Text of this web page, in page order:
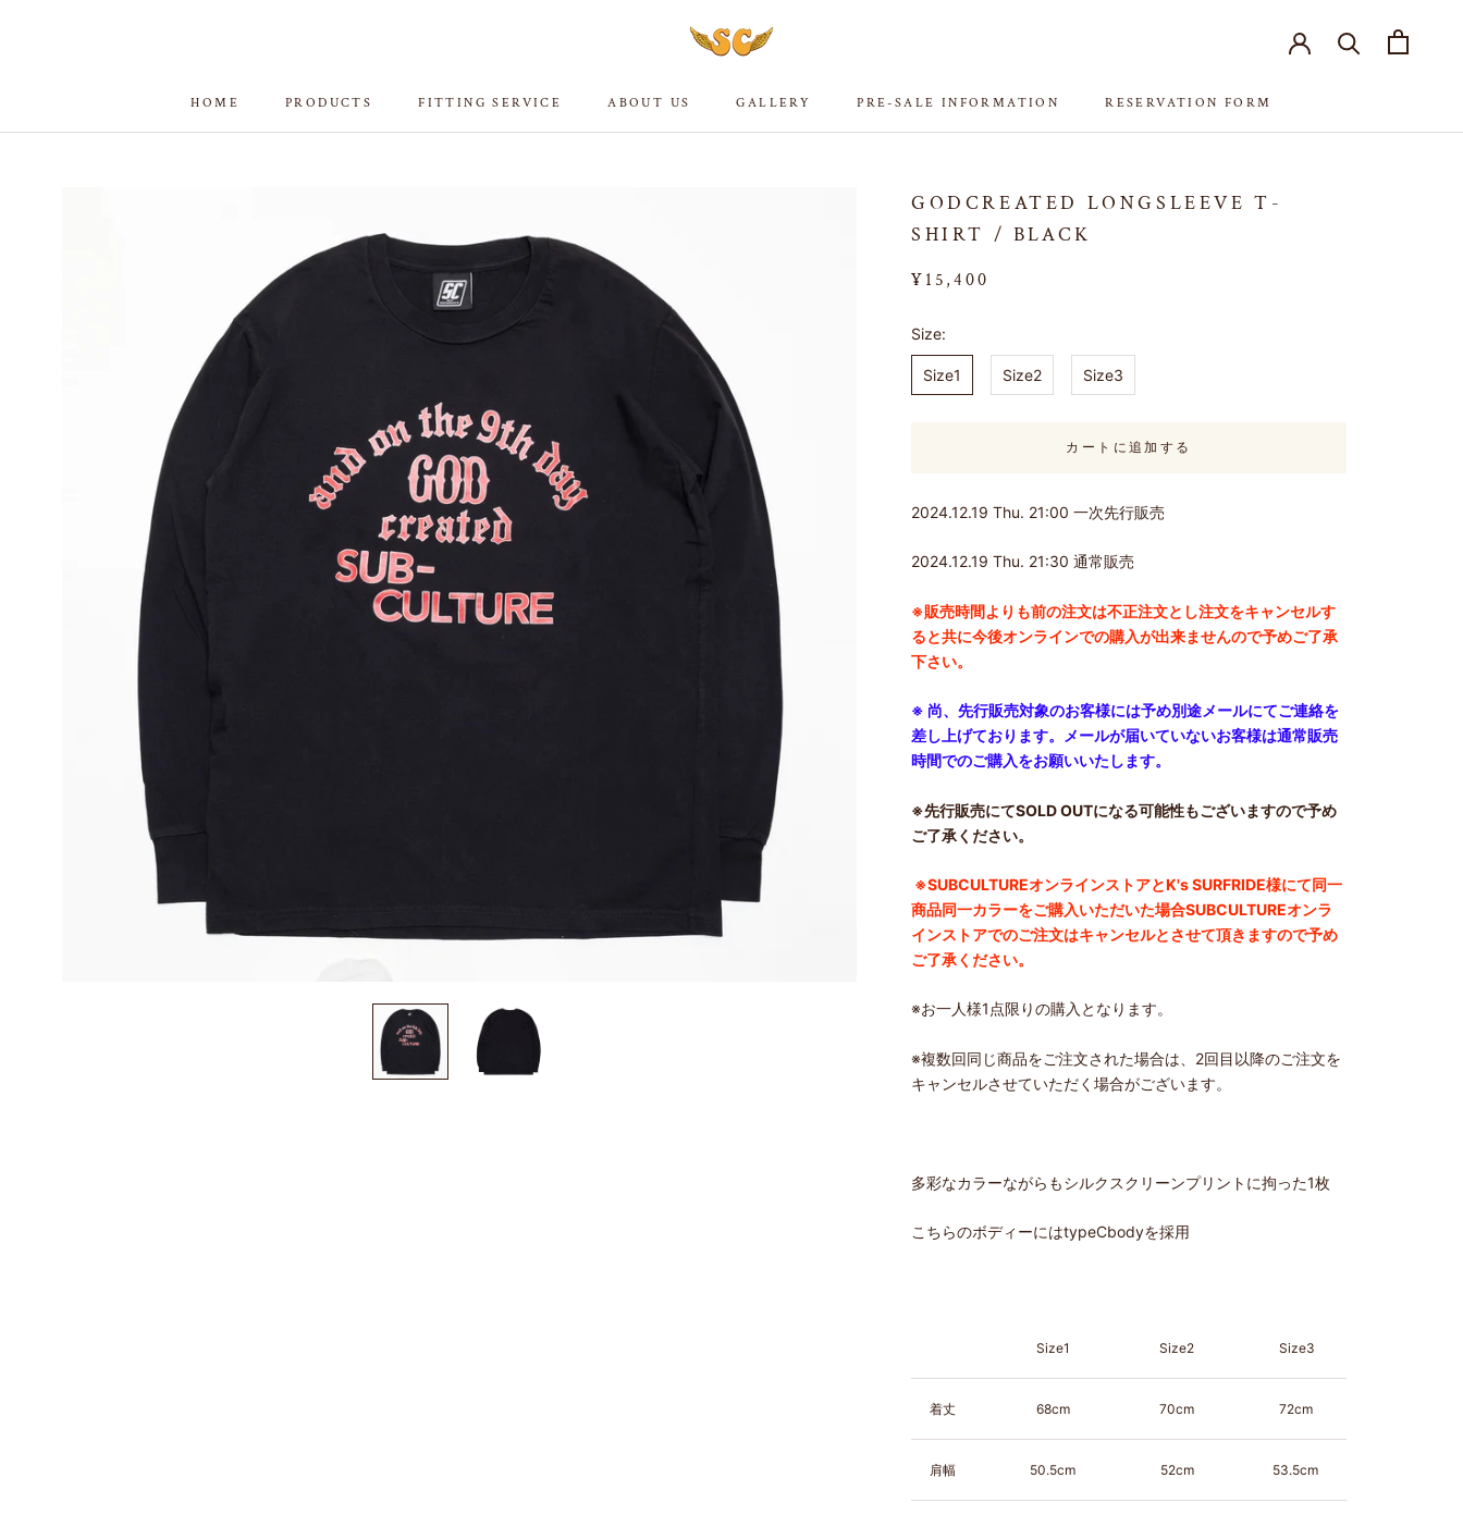
て
HOME
PRODUCTS
FITTING SERVICE
ABOUT US
GALLERY
PRE-SALE INFORMATION
RESERVATION FORM
GODCREATED LONGSLEEVE T-
SHIRT / BLACK
¥15,400
Size:
Size1 Size2 Size3
カートに追加する
2024.12.19 Thu. 21:00 一次先行販売
2024.12.19 Thu. 21:30 通常販売
※販売時間よりも前の注文は不正注文とし注文をキャンセルす
ると共に今後オンラインでの購入が出来ませんので予めご了承
下さい。
※ 尚、先行販売対象のお客様には予め別途メールにてご連絡を
差し上げております。メールが届いていないお客様は通常販売
時間でのご購入をお願いいたします。
※先行販売にてSOLD OUTになる可能性もございますので予め
ご了承ください。
※SUBCULTUREオンラインストアとK's SURFRIDE様にて同一
商品同一カラーをご購入いただいた場合SUBCULTUREオンラ
インストアでのご注文はキャンセルとさせて頂きますので予め
ご了承ください。
※お一人様1 点限りの購入となります。
※複数回同じ商品をご注文された場合は、2回目以降のご注文を
キャンセルさせていただく場合がございます。
多彩なカラーながらもシルクスクリーンプリントに拘った1枚
こちらのボディーにはtypeCbodyを採用
Size1 Size2 Size3
着丈 68cm 70cm 72cm
肩幅 50.5cm 52cm 53.5cm